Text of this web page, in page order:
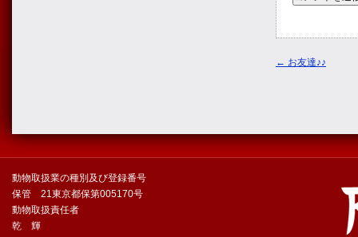
← お友達♪♪
動物取扱業の種別及び登録番号
保管 21東京都保第005170号
動物取扱責任者
乾 輝